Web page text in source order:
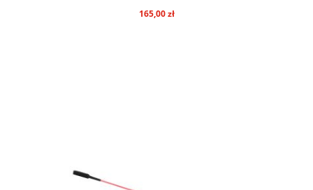
165,00 zł